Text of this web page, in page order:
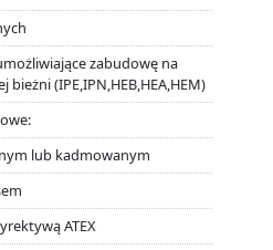
zabudowę na
bieżni (IPE,IPN,HEB,HEA,HEM)
lub kadmowanym
ATEX